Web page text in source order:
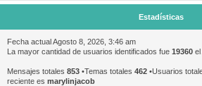
Estadísticas
Fecha actual Agosto 8, 2026, 3:46 am
La mayor cantidad de usuarios identificados fue 19360 el
Mensajes totales 853 •Temas totales 462 •Usuarios
reciente es marylinjacob